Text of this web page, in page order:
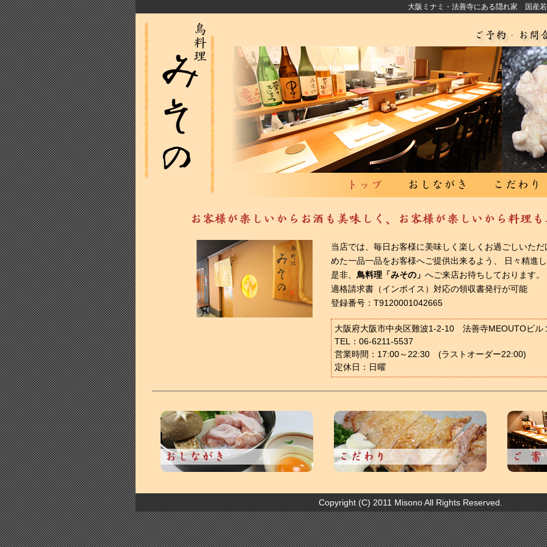
大阪ミナミ・法善寺にある隠れ家 国産
当店では、毎日お客様に美味しく楽しくお過ごしいた
めた一品一品をお客様へご提供出来るよう、 日々精進
是非、 鳥料理「みその」 へご来店お待ちしております。
適格請求書（インボイス）対応の領収書発行が可能
登録番号：T9120001042665
大阪府大阪市中央区難波1-2-10 法善寺MEOUTOビル
TEL：06-6211-5537
営業時間：17:00～22:30 (ラストオーダー22:00)
定休日：日曜
Copyright (C) 2011 Misono All Rights Reserved.